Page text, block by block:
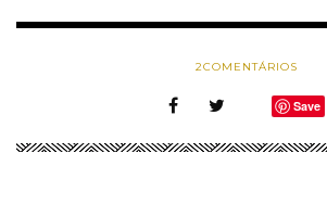
2COMENTÁRIOS
Save